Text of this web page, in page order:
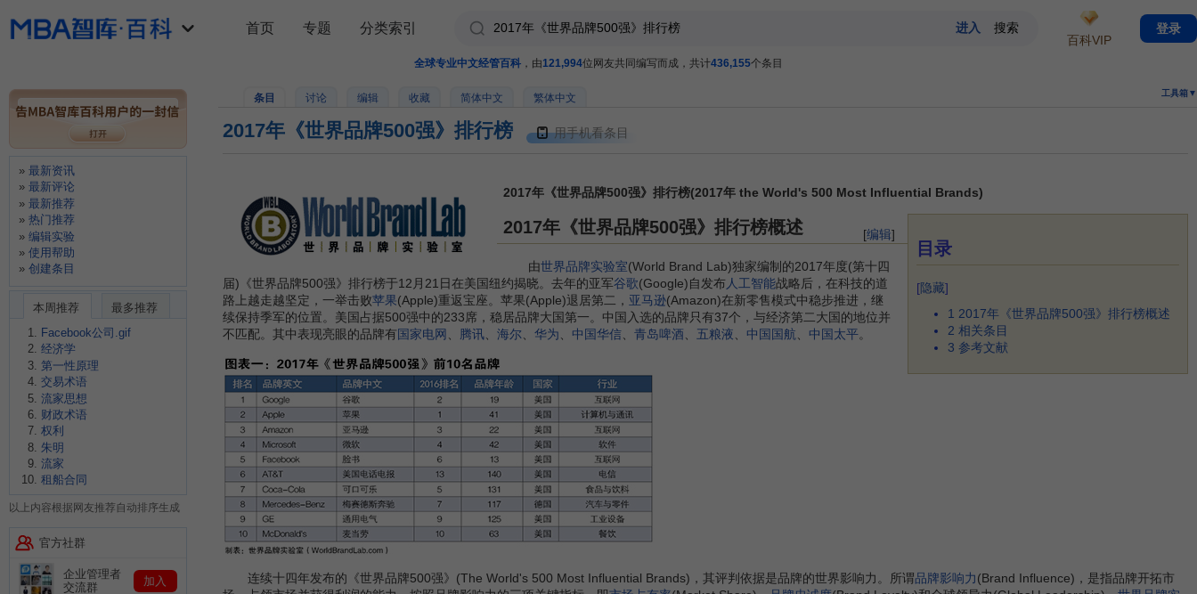
全球专业中文经管百科 ，由121,994位网友共同编写而成，共计436,155个条目
条目 讨论 编辑 收藏 简体中文 繁体中文 工具箱▼
2017年《世界品牌500强》排行榜 用手机看条目
2017年《世界品牌500强》排行榜(2017年 the World's 500 Most Influential Brands)
目录
[隐藏]
1 2017年《世界品牌500强》排行榜概述
2 相关条目
3 参考文献
[编辑]
2017年《世界品牌500强》排行榜概述
由世界品牌实验室(World Brand Lab)独家编制的2017年度(第十四
届)《世界品牌500强》排行榜于12月21日在美国纽约揭晓。去年的亚军谷歌(Google)自发布人工智能战略后，在科技的道
路上越走越坚定，一举击败苹果(Apple)重返宝座。苹果(Apple)退居第二， 亚马逊(Amazon)在新零售模式中稳步推进，继
续保持季军的位置。美国占据500强中的233席，稳居品牌大国第一。中国入选的品牌只有37个，与经济第二大国的地位并
不匹配。其中表现亮眼的品牌有国家电网 、 腾讯、 海尔、 华为、 中国华信、 青岛啤酒、 五粮液、 中国国航、 中国太平。
连续十四年发布的《世界品牌500强》(The World's 500 Most Influential Brands)，其评判依据是品牌的世界影响力。所谓品牌影响力(Brand Influence)，是指品牌开拓市
首页 专题 分类索引
百科VIP
登录
最新资讯
最新评论
最新推荐
热门推荐
编辑实验
使用帮助
创建条目
本周推荐
最多推荐
Facebook公司.gif
经济学
第一性原理
交易术语
流家思想
财政术语
权利
朱明
流家
租船合同
以上内容根据网友推荐自动排序生成
官方社群
企业管理者
交流群
加入